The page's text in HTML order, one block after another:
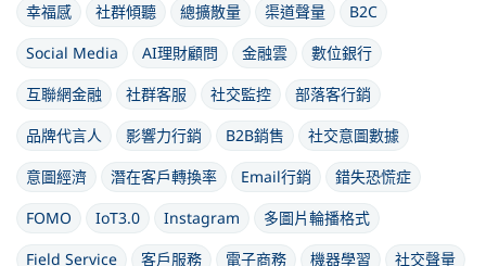
幸福感
社群傾聽 總擴散量 渠道聲量
B2C
Social Media
AI理財顧問 金融雲
數位銀行
互聯網金融
社群客服 社交監控
部落客行銷
品牌代言人
影響力行銷 B2B銷售
社交意圖數據
意圖經濟
潛在客戶轉換率 Email行銷
錯失恐慌症
FOMO
IoT3.0 Instagram
多圖片輪播格式
Field Service
客戶服務 電子商務 機器學習 社交聲量